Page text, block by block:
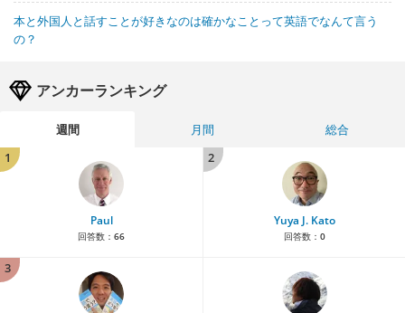
本と外国人と話すことが好きなのは確かなことって英語でなんて言う
の？
アンカーランキング
週間 月間
総合
1
Paul
回答数： 66
2
Yuya J. Kato
回答数： 0
3